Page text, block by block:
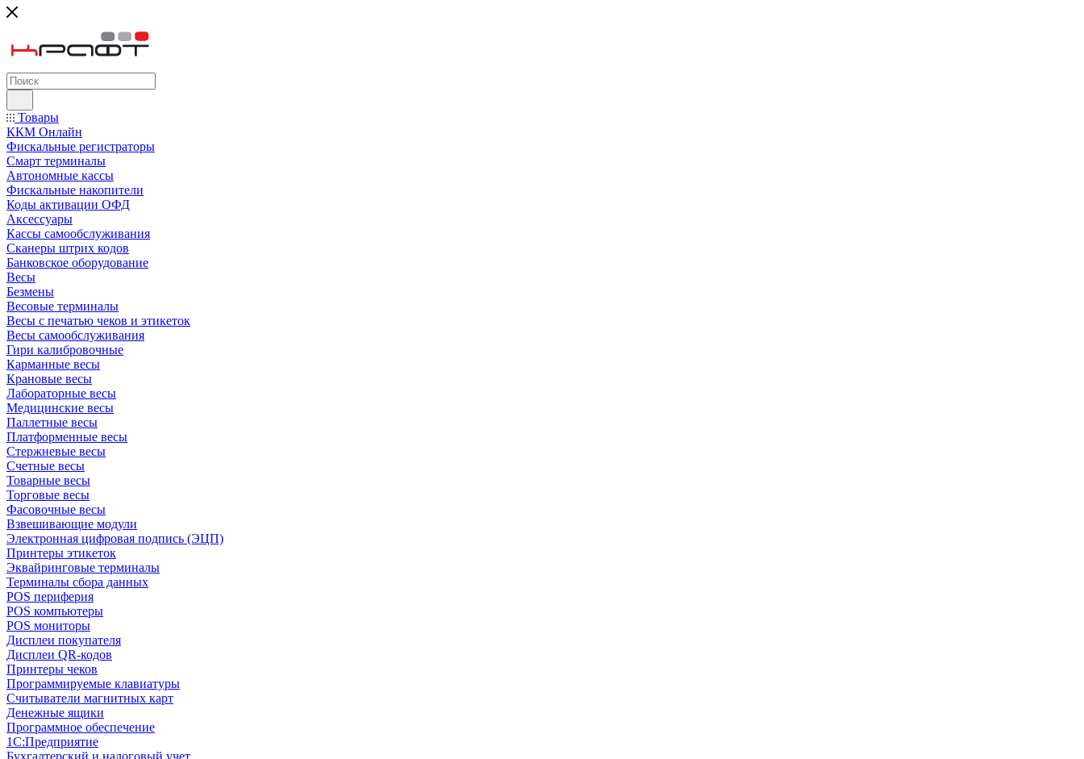
Товары
ККМ Онлайн
Фискальные регистраторы
Смарт терминалы
Автономные кассы
Фискальные накопители
Коды активации ОФД
Аксессуары
Кассы самообслуживания
Сканеры штрих кодов
Банковское оборудование
Весы
Безмены
Весовые терминалы
Весы с печатью чеков и этикеток
Весы самообслуживания
Гири калибровочные
Карманные весы
Крановые весы
Лабораторные весы
Медицинские весы
Паллетные весы
Платформенные весы
Стержневые весы
Счетные весы
Товарные весы
Торговые весы
Фасовочные весы
Взвешивающие модули
Электронная цифровая подпись (ЭЦП)
Принтеры этикеток
Эквайринговые терминалы
Терминалы сбора данных
POS периферия
POS компьютеры
POS мониторы
Дисплеи покупателя
Дисплеи QR-кодов
Принтеры чеков
Программируемые клавиатуры
Считыватели магнитных карт
Денежные ящики
Программное обеспечение
1С:Предприятие
Бухгалтерский и налоговый учет